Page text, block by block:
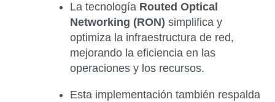
La tecnología Routed Optical
Networking (RON) simplifica y
optimiza la infraestructura de red,
mejorando la eficiencia en las
operaciones y los recursos.
Esta implementación también respalda